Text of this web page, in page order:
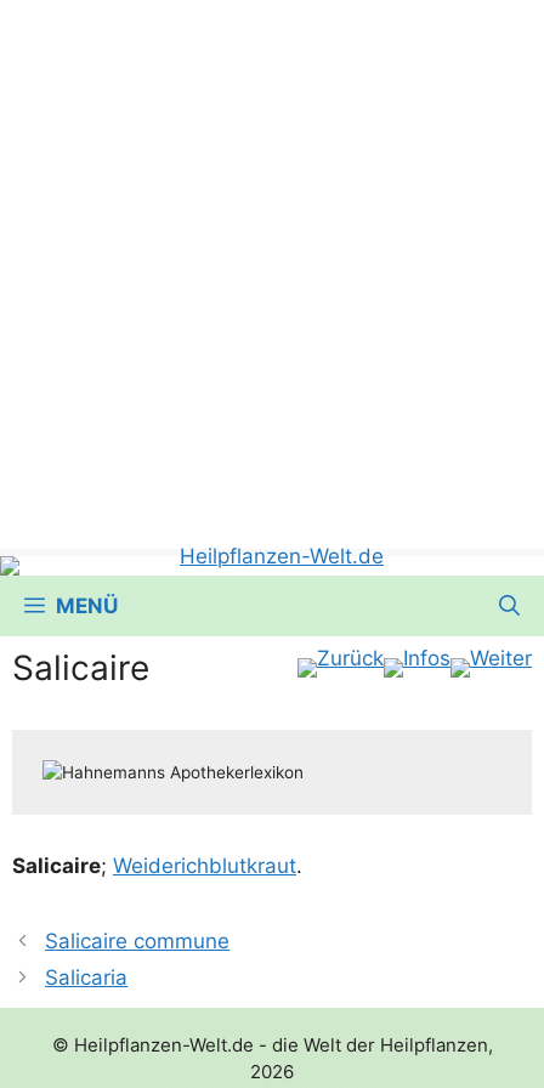
MENÜ
Salicaire
Sali­cai­re; Wei­de­rich­blut­kraut.
Salicaire commune
Salicaria
© Heilpflanzen-Welt.de - die Welt der Heilpflanzen,
2026